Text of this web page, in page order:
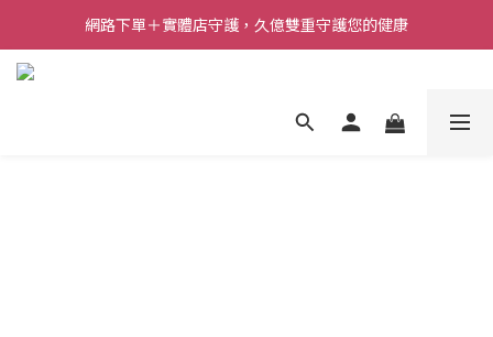
網路下單＋實體店守護，久億雙重守護您的健康